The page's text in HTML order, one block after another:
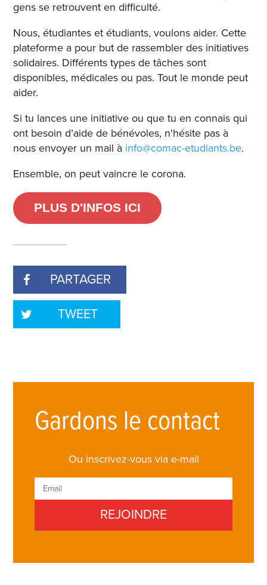
gens se retrouvent en difficulté.
Nous, étudiantes et étudiants, voulons aider. Cette
plateforme a pour but de rassembler des initiatives
solidaires. Différents types de tâches sont
disponibles, médicales ou pas. Tout le monde peut
aider.
Si tu lances une initiative ou que tu en connais qui
ont besoin d’aide de bénévoles, n'hésite pas à
nous envoyer un mail à info@comac-etudiants.be.
Ensemble, on peut vaincre le corona.
PLUS D'INFOS ICI
PARTAGER
TWEET
Gardons le contact
Ou inscrivez-vous via e-mail